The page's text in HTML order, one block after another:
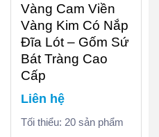
Vàng Cam Viền
Vàng Kim Có Nắp
Đĩa Lót – Gốm Sứ
Bát Tràng Cao
Cấp
Liên hệ
Tối thiểu: 20 sản phẩm